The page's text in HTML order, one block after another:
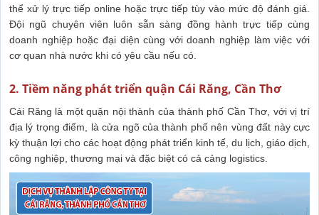
thể xử lý trực tiếp online hoặc trực tiếp tùy vào mức độ đánh giá.
Đội ngũ chuyên viên luôn sẵn sàng đồng hành trực tiếp cùng
doanh nghiệp hoặc đại diện cùng với doanh nghiệp làm việc với
cơ quan nhà nước khi có yêu cầu nếu có.
2. Tiềm năng phát triển quận Cái Răng, Cần Thơ
Cái Răng là một quận nội thành của thành phố Cần Thơ, với vị trí
địa lý trọng điểm, là cửa ngõ của thành phố nên vùng đất này cực
kỳ thuận lợi cho các hoạt động phát triển kinh tế, du lịch, giáo dịch,
công nghiệp, thương mại và đặc biệt có cả cảng logistics.